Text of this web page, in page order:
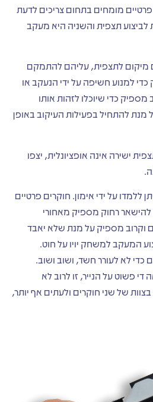
מומחים בתחום צריכים לדעת
תצפית והשניה היא מעקב
מיקום לתצפית, עליהם להתמקם
למנוע חשיפה על ידי הנעקב או
כדי שיוכלו לזהות אותו
מנת להתחיל בפעילות העיקוב באופן
ישירה אינה אופציונלית, יצפו
ללמדו על ידי אימון. חוקרים פרטיים
רחוק מספיק מאחורי
וקרוב מספיק על מנת שלא יאבד
המעקב למשחק יויו על חוט.
לא לעורר חשד, ושוב ושוב.
פשוט על הנייר, זו לרוב לא
של שני חוקרים ולעתים אף יותר,